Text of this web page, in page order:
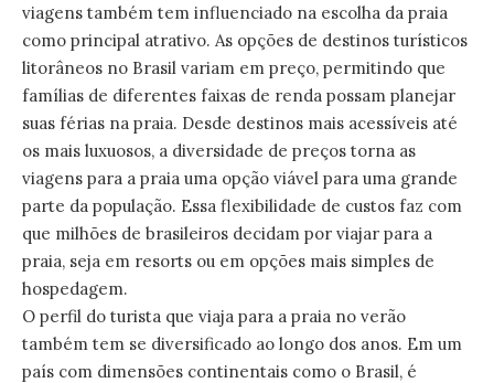
viagens também tem influenciado na escolha da praia
como principal atrativo. As opções de destinos turísticos
litorâneos no Brasil variam em preço, permitindo que
famílias de diferentes faixas de renda possam planejar
suas férias na praia. Desde destinos mais acessíveis até
os mais luxuosos, a diversidade de preços torna as
viagens para a praia uma opção viável para uma grande
parte da população. Essa flexibilidade de custos faz com
que milhões de brasileiros decidam por viajar para a
praia, seja em resorts ou em opções mais simples de
hospedagem.
O perfil do turista que viaja para a praia no verão
também tem se diversificado ao longo dos anos. Em um
país com dimensões continentais como o Brasil, é